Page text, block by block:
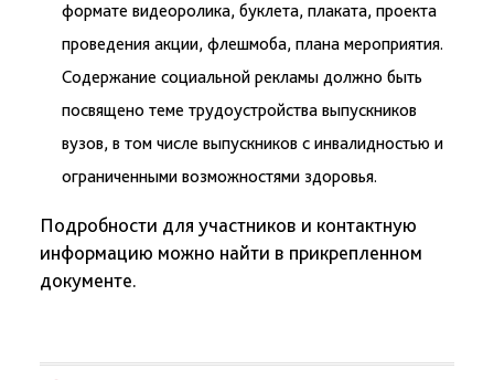
формате видеоролика, буклета, плаката, проекта
проведения акции, флешмоба, плана мероприятия.
Содержание социальной рекламы должно быть
посвящено теме трудоустройства выпускников
вузов, в том числе выпускников с инвалидностью и
ограниченными возможностями здоровья.
Подробности для участников и контактную
информацию можно найти в прикрепленном
документе.